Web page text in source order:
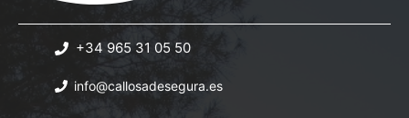
+34 965 31 05 50
info@callosadesegura.es